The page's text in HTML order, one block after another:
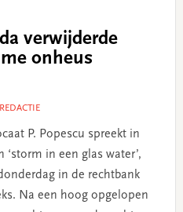
verwijderde
onheus
P. Popescu spreekt in
in een glas water’,
in de rechtbank
Na een hoog opgelopen